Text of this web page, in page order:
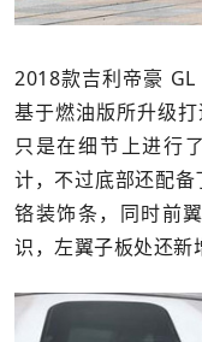
2018款吉利帝豪
基于燃油版所升级打
只是在细节上进行
计，不过底部还配
铬装饰条，同时前
识，左翼子板处还新